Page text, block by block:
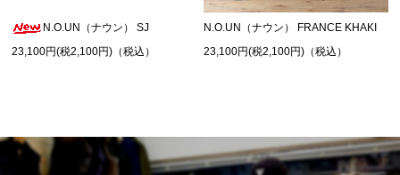
N.O.UN（ナウン） SJ
23,100円(税2,100円)（税込）
N.O.UN（ナウン） FRANCE KHAKI
23,100円(税2,100円)（税込）